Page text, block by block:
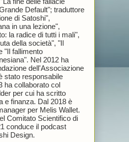
Default"; traduttore
di Satoshi",
in una lezione",
la radice di tutti i mali",
della società", "Il
"Il fallimento
Nel 2012 ha
dell'Associazione
stato responsabile
ha collaborato col
per cui ha scritto
e finanza. Dal 2018 è
per Melis Wallet.
Comitato Scientifico di
conduce il podcast
Design.